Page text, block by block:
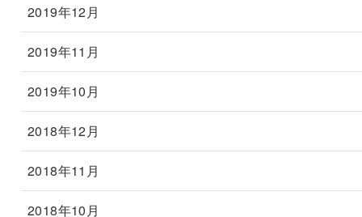
2019年12月
2019年11月
2019年10月
2018年12月
2018年11月
2018年10月